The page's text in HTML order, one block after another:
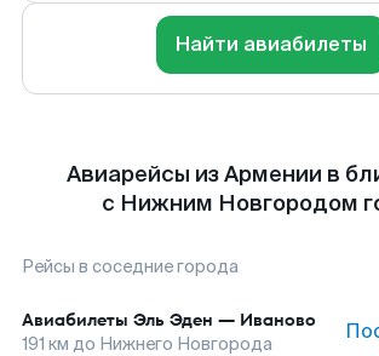
Найти авиабилеты
Авиарейсы из Армении в
с Нижним Новгородом
Рейсы в соседние города
Авиабилеты Эль Эден — Иваново
191 км до Нижнего Новгорода